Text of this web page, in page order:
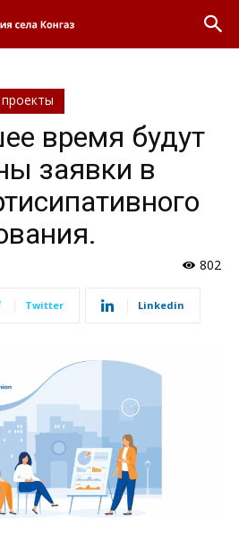
время будут
заявки в
802
Twitter Linkedin